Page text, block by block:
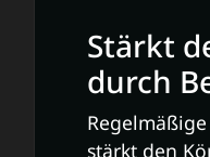
Stärkt
durch
stärkt den